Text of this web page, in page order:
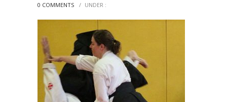
0 COMMENTS
/ UNDER :